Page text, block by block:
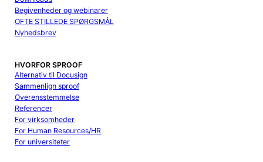
Begivenheder og webinarer
OFTE STILLEDE SPØRGSMÅL
Nyhedsbrev
HVORFOR SPROOF
Alternativ til Docusign
Sammenlign sproof
Overensstemmelse
Referencer
For virksomheder
For Human Resources/HR
For universiteter